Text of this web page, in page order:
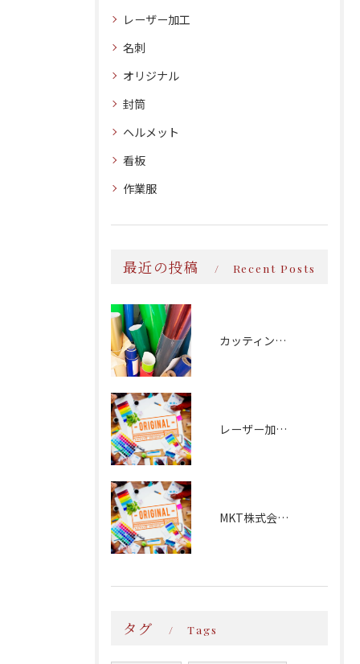
レーザー加工
名刺
オリジナル
封筒
ヘルメット
看板
作業服
最近の投稿 Recent Posts
カッティング文字
レーザー加工：磁器食器
MKT株式会社様
タグ Tags